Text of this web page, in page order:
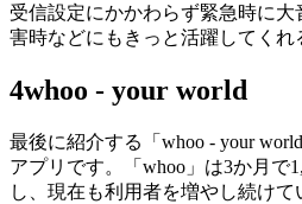
受信設定にかかわらず緊急時に
害時などにもきっと活躍してくれ
4whoo - your world
最後に紹介する「whoo - your
アプリです。「whoo」は3か月で
し、現在も利用者を増やし続け